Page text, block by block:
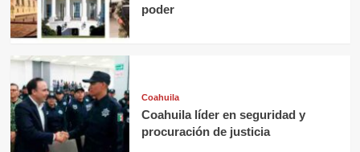
poder
Coahuila
Coahuila líder en seguridad y
procuración de justicia